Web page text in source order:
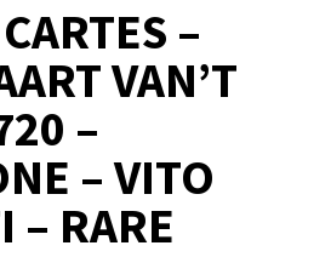
–
VAN’T
–
– VITO
– RARE